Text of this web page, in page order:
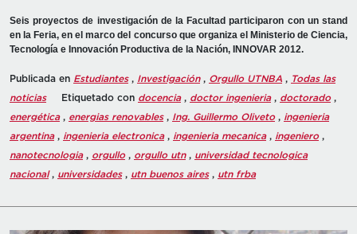
Seis proyectos de investigación de la Facultad participaron con un stand
en la Feria, en el marco del concurso que organiza el Ministerio de Ciencia,
Tecnología e Innovación Productiva de la Nación, INNOVAR 2012.
Publicada en Estudiantes, Investigación, Orgullo UTNBA , Todas las
noticias
Etiquetado con docencia, doctor ingenieria, doctorado,
energética, energias renovables, Ing. Guillermo Oliveto, ingenieria
argentina, ingenieria electronica, ingenieria mecanica, ingeniero,
nanotecnologia, orgullo, orgullo utn, universidad tecnologica
nacional, universidades, utn buenos aires, utn frba